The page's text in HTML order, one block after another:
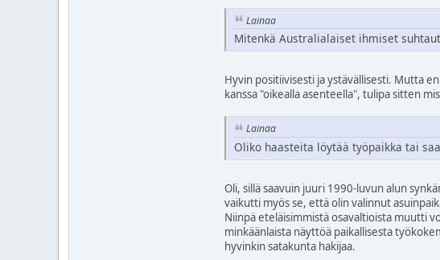
Lainaa
Mitenkä Australialaiset ihmiset
Hyvin positiivisesti ja ystävällisesti. Mutta
kanssa "oikealla asenteella", tulipa sitten
Lainaa
Oliko haasteita löytää työpaikka tai
Oli, sillä saavuin juuri 1990-luvun alun
vaikutti myös se, että olin valinnut
Niinpä eteläisimmistä osavaltioista muutti
minkäänlaista näyttöä paikallisesta
hyvinkin satakunta hakijaa.